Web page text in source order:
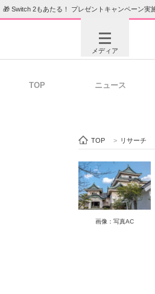
🎁 Switch 2もあたる！ プレゼントキャンペーン実
メディア
ビジネスと働
ITエンジニア向
TOP ニュース
TOP > リサーチ
画像：写真AC